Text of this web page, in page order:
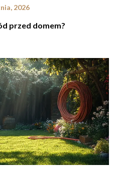
2026
przed domem?